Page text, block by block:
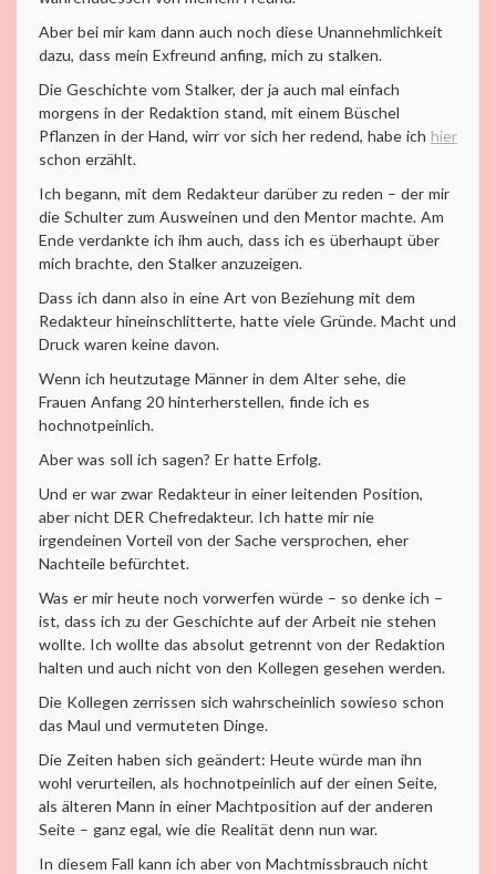
Aber bei mir kam dann auch noch diese Unannehmlichkeit
dazu, dass mein Exfreund anfing, mich zu stalken.
Die Geschichte vom Stalker, der ja auch mal einfach
morgens in der Redaktion stand, mit einem Büschel
Pflanzen in der Hand, wirr vor sich her redend, habe ich hier
schon erzählt.
Ich begann, mit dem Redakteur darüber zu reden – der mir
die Schulter zum Ausweinen und den Mentor machte. Am
Ende verdankte ich ihm auch, dass ich es überhaupt über
mich brachte, den Stalker anzuzeigen.
Dass ich dann also in eine Art von Beziehung mit dem
Redakteur hineinschlitterte, hatte viele Gründe. Macht und
Druck waren keine davon.
Wenn ich heutzutage Männer in dem Alter sehe, die
Frauen Anfang 20 hinterherstellen, finde ich es
hochnotpeinlich.
Aber was soll ich sagen? Er hatte Erfolg.
Und er war zwar Redakteur in einer leitenden Position,
aber nicht DER Chefredakteur. Ich hatte mir nie
irgendeinen Vorteil von der Sache versprochen, eher
Nachteile befürchtet.
Was er mir heute noch vorwerfen würde – so denke ich –
ist, dass ich zu der Geschichte auf der Arbeit nie stehen
wollte. Ich wollte das absolut getrennt von der Redaktion
halten und auch nicht von den Kollegen gesehen werden.
Die Kollegen zerrissen sich wahrscheinlich sowieso schon
das Maul und vermuteten Dinge.
Die Zeiten haben sich geändert: Heute würde man ihn
wohl verurteilen, als hochnotpeinlich auf der einen Seite,
als älteren Mann in einer Machtposition auf der anderen
Seite – ganz egal, wie die Realität denn nun war.
In diesem Fall kann ich aber von Machtmissbrauch nicht